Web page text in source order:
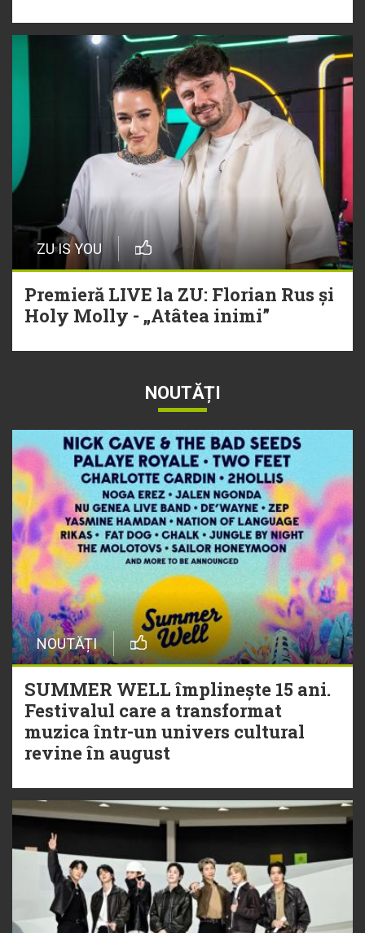
ZU IS YOU
Premieră LIVE la ZU: Florian Rus și
Holy Molly - „Atâtea inimi”
NOUTĂȚI
NOUTĂȚI
SUMMER WELL împlinește 15 ani.
Festivalul care a transformat
muzica într-un univers cultural
revine în august